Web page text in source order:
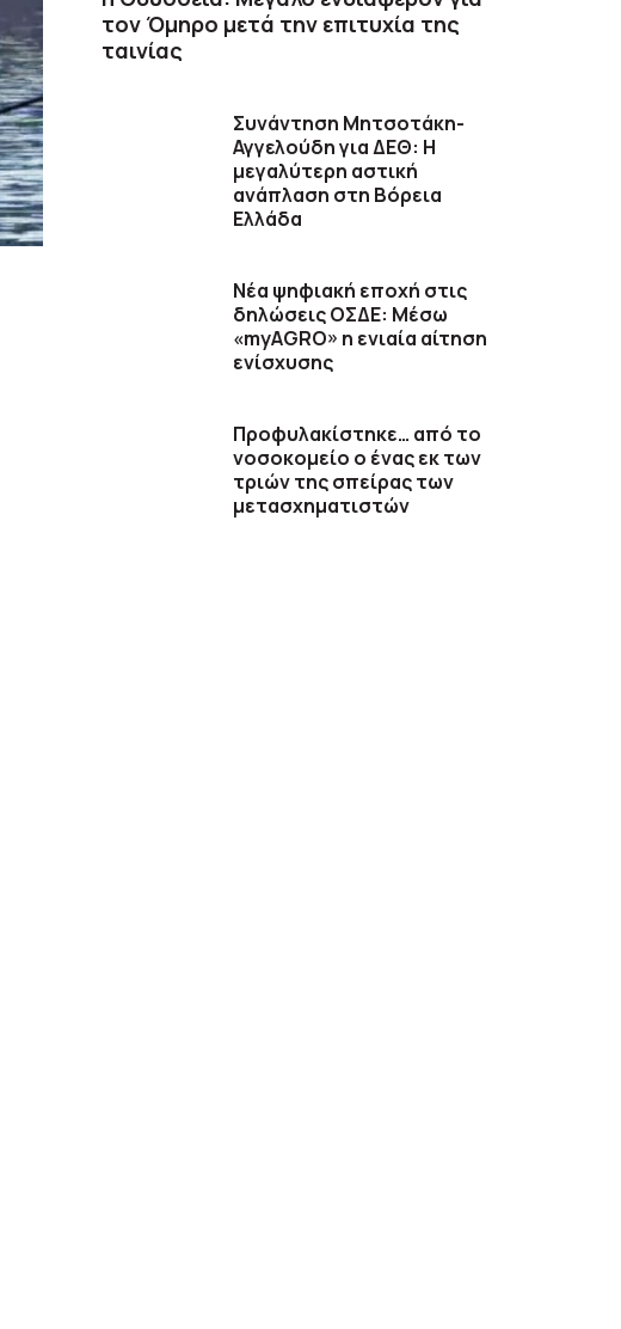
τον Όμηρο μετά την επιτυχία της
ταινίας
Συνάντηση Μητσοτάκη-
Αγγελούδη για ΔΕΘ: Η
μεγαλύτερη αστική
ανάπλαση στη Βόρεια
Ελλάδα
Νέα ψηφιακή εποχή στις
δηλώσεις ΟΣΔΕ: Μέσω
«myAGRO» η ενιαία αίτηση
ενίσχυσης
Προφυλακίστηκε… από το
νοσοκομείο ο ένας εκ των
τριών της σπείρας των
μετασχηματιστών